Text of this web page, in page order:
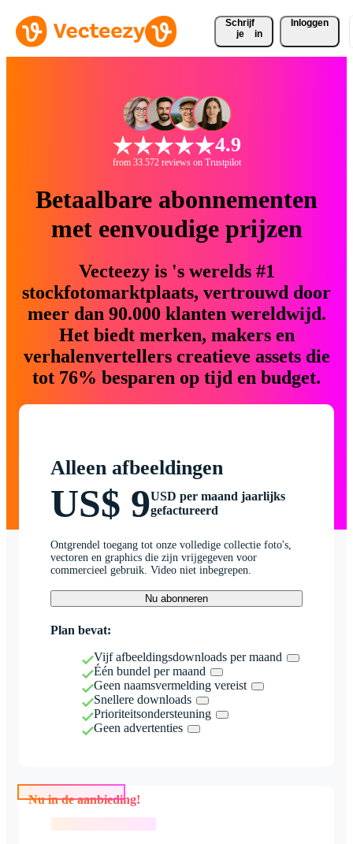
Schrijf
je
in
Inloggen
4.9
from 33.572 reviews on Trustpilot
Betaalbare abonnementen
met eenvoudige prijzen
Vecteezy is 's werelds #1
stockfotomarktplaats, vertrouwd door
meer dan 90.000 klanten wereldwijd.
Het biedt merken, makers en
verhalenvertellers creatieve assets die
tot 76% besparen op tijd en budget.
Alleen afbeeldingen
US$ 9USD per maand jaarlijks
gefactureerd
Ontgrendel toegang tot onze volledige collectie foto's,
vectoren en graphics die zijn vrijgegeven voor
commercieel gebruik. Video niet inbegrepen.
Nu abonneren
Plan bevat:
Vijf afbeeldingsdownloads per maand
Één bundel per maand
Geen naamsvermelding vereist
Snellere downloads
Prioriteitsondersteuning
Geen advertenties
Nu in de aanbieding!